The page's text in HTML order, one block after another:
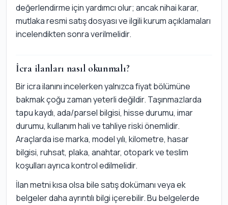
değerlendirme için yardımcı olur; ancak nihai karar,
mutlaka resmi satış dosyası ve ilgili kurum açıklamaları
incelendikten sonra verilmelidir.
İcra ilanları nasıl okunmalı?
Bir icra ilanını incelerken yalnızca fiyat bölümüne
bakmak çoğu zaman yeterli değildir. Taşınmazlarda
tapu kaydı, ada/parsel bilgisi, hisse durumu, imar
durumu, kullanım hali ve tahliye riski önemlidir.
Araçlarda ise marka, model yılı, kilometre, hasar
bilgisi, ruhsat, plaka, anahtar, otopark ve teslim
koşulları ayrıca kontrol edilmelidir.
İlan metni kısa olsa bile satış dokümanı veya ek
belgeler daha ayrıntılı bilgi içerebilir. Bu belgelerde